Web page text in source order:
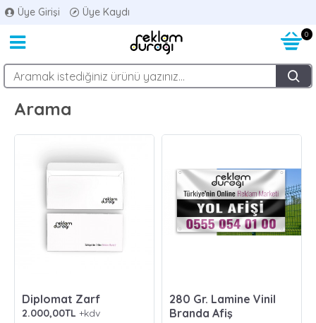
Üye Girişi Üye Kaydı
0
Arama
Diplomat Zarf
2.000,00TL +kdv
280 Gr. Lamine Vinil
Branda Afiş